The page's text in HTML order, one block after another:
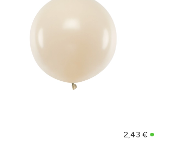
2,43 €